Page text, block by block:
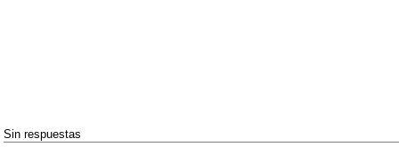
Sin respuestas